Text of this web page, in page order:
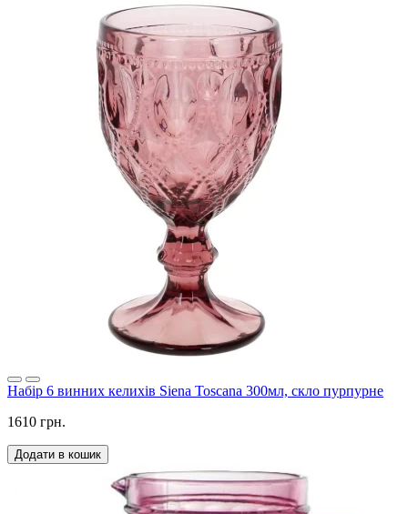
Набір 6 винних келихів Siena Toscana 300мл, скло пурпурне
1610 грн.
Додати в кошик